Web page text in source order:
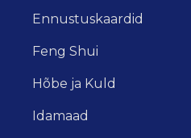
Ennustuskaardid
Feng Shui
Hõbe ja Kuld
Idamaad